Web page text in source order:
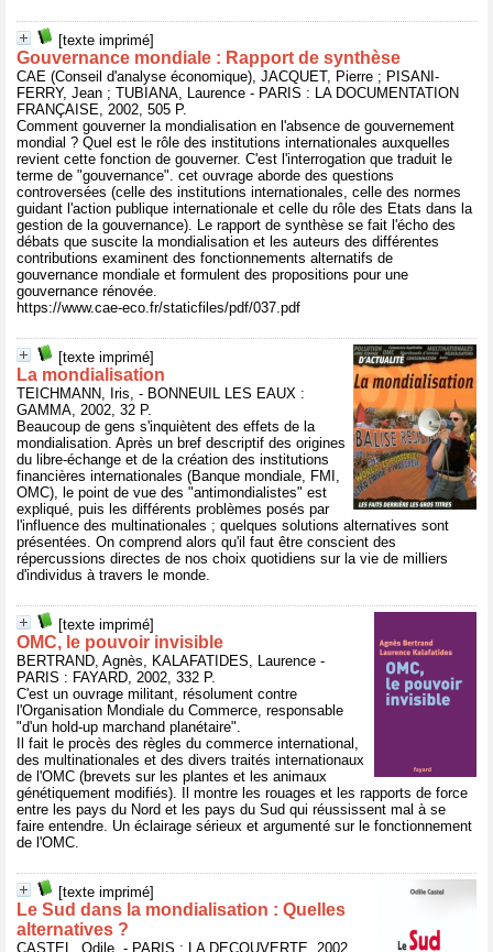
[texte imprimé]
Gouvernance mondiale : Rapport de synthèse
CAE (Conseil d'analyse économique), JACQUET, Pierre ; PISANI-
FERRY, Jean ; TUBIANA, Laurence - PARIS : LA DOCUMENTATION
FRANÇAISE, 2002, 505 P.
Comment gouverner la mondialisation en l'absence de gouvernement
mondial ? Quel est le rôle des institutions internationales auxquelles
revient cette fonction de gouverner. C'est l'interrogation que traduit le
terme de "gouvernance". cet ouvrage aborde des questions
controversées (celle des institutions internationales, celle des normes
guidant l'action publique internationale et celle du rôle des Etats dans la
gestion de la gouvernance). Le rapport de synthèse se fait l'écho des
débats que suscite la mondialisation et les auteurs des différentes
contributions examinent des fonctionnements alternatifs de
gouvernance mondiale et formulent des propositions pour une
gouvernance rénovée.
https://www.cae-eco.fr/staticfiles/pdf/037.pdf
[texte imprimé]
La mondialisation
TEICHMANN, Iris, - BONNEUIL LES EAUX :
GAMMA, 2002, 32 P.
Beaucoup de gens s'inquiètent des effets de la
mondialisation. Après un bref descriptif des origines
du libre-échange et de la création des institutions
financières internationales (Banque mondiale, FMI,
OMC), le point de vue des "antimondialistes" est
expliqué, puis les différents problèmes posés par
l'influence des multinationales ; quelques solutions alternatives sont
présentées. On comprend alors qu'il faut être conscient des
répercussions directes de nos choix quotidiens sur la vie de milliers
d'individus à travers le monde.
[texte imprimé]
OMC, le pouvoir invisible
BERTRAND, Agnès, KALAFATIDES, Laurence -
PARIS : FAYARD, 2002, 332 P.
C'est un ouvrage militant, résolument contre
l'Organisation Mondiale du Commerce, responsable
"d'un hold-up marchand planétaire".
Il fait le procès des règles du commerce international,
des multinationales et des divers traités internationaux
de l'OMC (brevets sur les plantes et les animaux
génétiquement modifiés). Il montre les rouages et les rapports de force
entre les pays du Nord et les pays du Sud qui réussissent mal à se
faire entendre. Un éclairage sérieux et argumenté sur le fonctionnement
de l'OMC.
[texte imprimé]
Le Sud dans la mondialisation : Quelles
alternatives ?
CASTEL, Odile, - PARIS : LA DECOUVERTE, 2002,